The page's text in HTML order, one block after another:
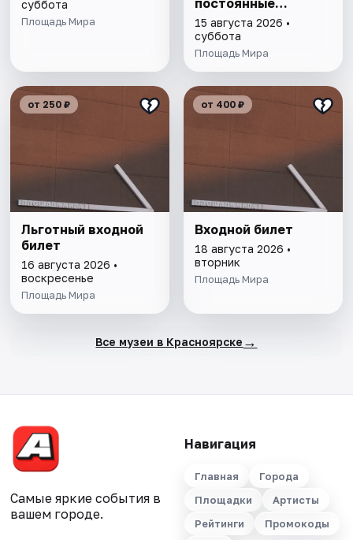
суббота
Площадь Мира
постоянные
выставки
15 августа 2026 •
суббота
Площадь Мира
от 250 ₽
Льготный входной
билет
16 августа 2026 •
воскресенье
Площадь Мира
от 400 ₽
Входной билет
18 августа 2026 •
вторник
Площадь Мира
Все музеи в Красноярске →
Самые яркие события в
вашем городе.
Навигация
Главная
Города
Площадки
Артисты
Рейтинги
Промокоды